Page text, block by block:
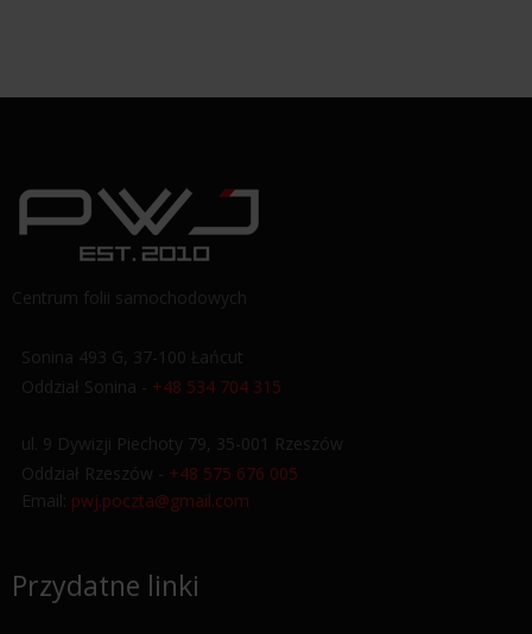
Centrum folii samochodowych
Sonina 493 G, 37-100 Łańcut
Oddział Sonina - +48 534 704 315
ul. 9 Dywizji Piechoty 79, 35-001 Rzeszów
Oddział Rzeszów - +48 575 676 005
Email: pwj.poczta@gmail.com
Przydatne linki